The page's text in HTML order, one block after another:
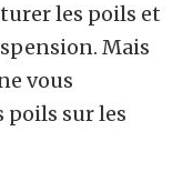
les poils et
Mais
vous
poils sur les